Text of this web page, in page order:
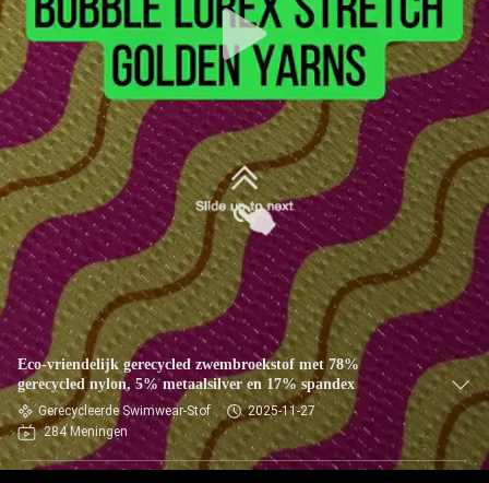
KWALITEITSCONTROLE
CONTACTEER
ONS
NIEUWS
GEVALLEN
SITEMAP
PRIVACY
POLICY
Eco-vriendelijk gerecycled zwembroekstof met 78%
gerecycled nylon, 5% metaalsilver en 17% spandex
Gerecycleerde Swimwear-Stof
2025-11-27
284 Meningen